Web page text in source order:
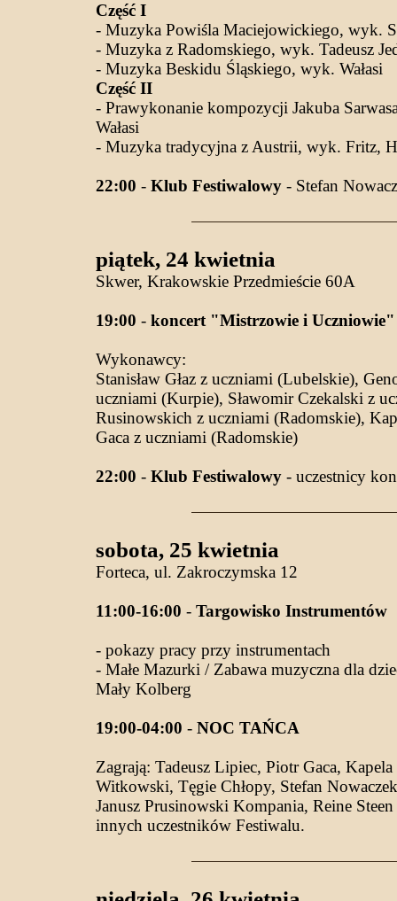
Część I
- Muzyka Powiśla Maciejowickiego, wyk.
- Muzyka z Radomskiego, wyk. Tadeusz
- Muzyka Beskidu Śląskiego, wyk. Wałasi
Część II
- Prawykonanie kompozycji Jakuba
Wałasi
- Muzyka tradycyjna z Austrii, wyk. Fritz,
22:00 - Klub Festiwalowy - Stefan
piątek, 24 kwietnia
Skwer, Krakowskie Przedmieście 60A
19:00 - koncert "Mistrzowie i Uczniowie"
Wykonawcy:
Stanisław Głaz z uczniami (Lubelskie),
uczniami (Kurpie), Sławomir Czekalski z
Rusinowskich z uczniami (Radomskie),
Gaca z uczniami (Radomskie)
22:00 - Klub Festiwalowy - uczestnicy
sobota, 25 kwietnia
Forteca, ul. Zakroczymska 12
11:00-16:00 - Targowisko Instrumentów
- pokazy pracy przy instrumentach
- Małe Mazurki / Zabawa muzyczna dla
Mały Kolberg
19:00-04:00 - NOC TAŃCA
Zagrają: Tadeusz Lipiec, Piotr Gaca,
Witkowski, Tęgie Chłopy, Stefan
Janusz Prusinowski Kompania, Reine
innych uczestników Festiwalu.